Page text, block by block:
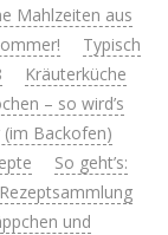
Mahlzeiten aus
Typisch
Kräuterküche
– so wird’s
(im Backofen)
So geht’s:
Rezeptsammlung
und